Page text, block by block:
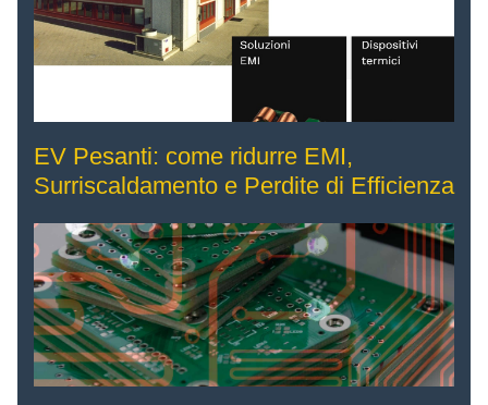
EV Pesanti: come ridurre EMI,
Surriscaldamento e Perdite di Efficienza